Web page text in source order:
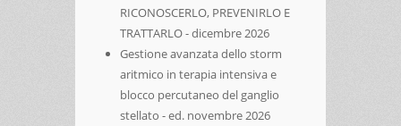
RICONOSCERLO, PREVENIRLO E
TRATTARLO - dicembre 2026
Gestione avanzata dello storm
aritmico in terapia intensiva e
blocco percutaneo del ganglio
stellato - ed. novembre 2026